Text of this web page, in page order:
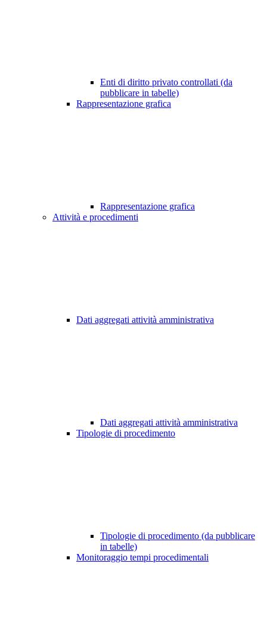
Enti di diritto privato controllati (da
pubblicare in tabelle)
Rappresentazione grafica
Rappresentazione grafica
Attività e procedimenti
Dati aggregati attività amministrativa
Dati aggregati attività amministrativa
Tipologie di procedimento
Tipologie di procedimento (da pubblicare
in tabelle)
Monitoraggio tempi procedimentali